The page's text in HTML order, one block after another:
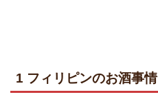
1 フィリピンのお酒事情